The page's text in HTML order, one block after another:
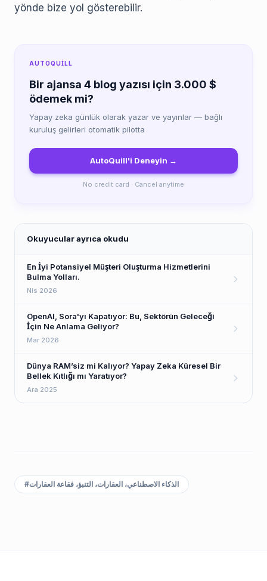
yönde bize yol gösterebilir.
AUTOQUILL
Bir ajansa 4 blog yazısı için 3.000 $
ödemek mi?
Yapay zeka günlük olarak yazar ve yayınlar — bağlı
kuruluş gelirleri otomatik pilotta
AutoQuill'i Deneyin →
No credit card · Cancel anytime
Okuyucular ayrıca okudu
En İyi Potansiyel Müşteri Oluşturma Hizmetlerini
Bulma Yolları.
Nis 2026
OpenAI, Sora'yı Kapatıyor: Bu, Sektörün Geleceği
İçin Ne Anlama Geliyor?
Mar 2026
Dünya RAM’siz mi Kalıyor? Yapay Zeka Küresel Bir
Bellek Kıtlığı mı Yaratıyor?
Ara 2025
#الذكاء الاصطناعي، العقارات، التنبؤ، فقاعة العقارات